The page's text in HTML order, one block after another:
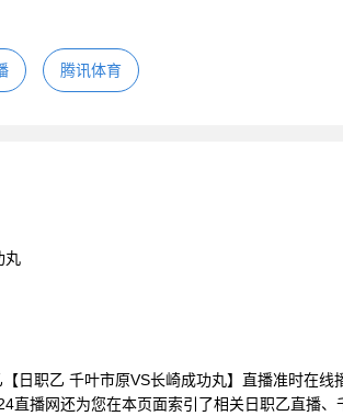
腾讯体育
丸
日职乙 千叶市原VS长崎成功丸】直播准时在线
直播网还为您在本页面索引了相关日职乙直播